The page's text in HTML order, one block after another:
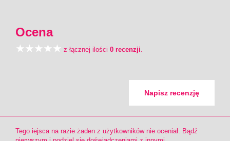
Ocena
z łącznej ilości 0 recenzji.
Napisz recenzję
Tego iejsca na razie żaden z użytkowników nie oceniał. Bądź